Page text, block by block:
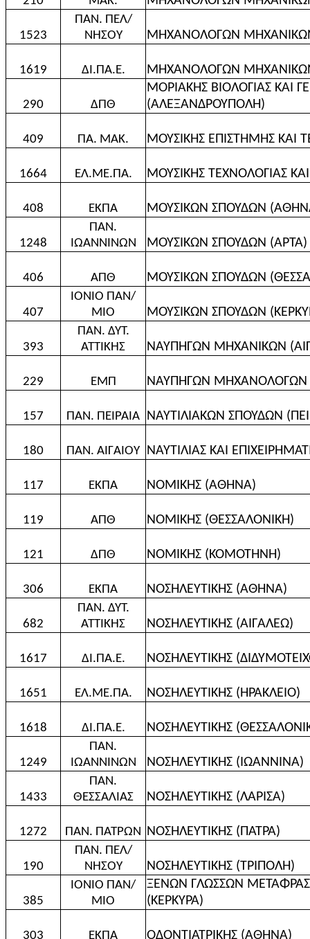
1523
ΠΑΝ. ΠΕΛ/
ΝΗΣΟΥ
ΜΗΧΑΝΟΛΟΓΩΝ
1619 ΔΙ.ΠΑ.Ε. ΜΗΧΑΝΟΛΟΓΩΝ
290 ΔΠΘ
ΜΟΡΙΑΚΗΣ ΒΙΟΛΟΓΙΑΣ ΚΑΙ
(ΑΛΕΞΑΝΔΡΟΥΠΟΛΗ)
409 ΠΑ. ΜΑΚ. ΜΟΥΣΙΚΗΣ ΕΠΙΣΤΗΜΗΣ ΚΑΙ
1664 ΕΛ.ΜΕ.ΠΑ. ΜΟΥΣΙΚΗΣ ΤΕΧΝΟΛΟΓΙΑΣ
408 ΕΚΠΑ ΜΟΥΣΙΚΩΝ ΣΠΟΥΔΩΝ
1248
ΠΑΝ.
ΙΩΑΝΝΙΝΩΝ
ΜΟΥΣΙΚΩΝ ΣΠΟΥΔΩΝ (ΑΡΤΑ)
406 ΑΠΘ ΜΟΥΣΙΚΩΝ ΣΠΟΥΔΩΝ
407
ΙΟΝΙΟ ΠΑΝ/
ΜΙΟ
ΜΟΥΣΙΚΩΝ ΣΠΟΥΔΩΝ
393
ΠΑΝ. ΔΥΤ.
ΑΤΤΙΚΗΣ
ΝΑΥΠΗΓΩΝ ΜΗΧΑΝΙΚΩΝ
229 ΕΜΠ ΝΑΥΠΗΓΩΝ
157 ΠΑΝ. ΠΕΙΡΑΙΑ ΝΑΥΤΙΛΙΑΚΩΝ ΣΠΟΥΔΩΝ
180 ΠΑΝ. ΑΙΓΑΙΟΥ ΝΑΥΤΙΛΙΑΣ ΚΑΙ
117 ΕΚΠΑ ΝΟΜΙΚΗΣ (ΑΘΗΝΑ)
119 ΑΠΘ ΝΟΜΙΚΗΣ (ΘΕΣΣΑΛΟΝΙΚΗ)
121 ΔΠΘ ΝΟΜΙΚΗΣ (ΚΟΜΟΤΗΝΗ)
306 ΕΚΠΑ ΝΟΣΗΛΕΥΤΙΚΗΣ (ΑΘΗΝΑ)
682
ΠΑΝ. ΔΥΤ.
ΑΤΤΙΚΗΣ
ΝΟΣΗΛΕΥΤΙΚΗΣ (ΑΙΓΑΛΕΩ)
1617 ΔΙ.ΠΑ.Ε. ΝΟΣΗΛΕΥΤΙΚΗΣ
1651 ΕΛ.ΜΕ.ΠΑ. ΝΟΣΗΛΕΥΤΙΚΗΣ (ΗΡΑΚΛΕΙΟ)
1618 ΔΙ.ΠΑ.Ε. ΝΟΣΗΛΕΥΤΙΚΗΣ
1249
ΠΑΝ.
ΙΩΑΝΝΙΝΩΝ
ΝΟΣΗΛΕΥΤΙΚΗΣ (ΙΩΑΝΝΙΝΑ)
1433
ΠΑΝ.
ΘΕΣΣΑΛΙΑΣ
ΝΟΣΗΛΕΥΤΙΚΗΣ (ΛΑΡΙΣΑ)
1272 ΠΑΝ. ΠΑΤΡΩΝ ΝΟΣΗΛΕΥΤΙΚΗΣ (ΠΑΤΡΑ)
190
ΠΑΝ. ΠΕΛ/
ΝΗΣΟΥ
ΝΟΣΗΛΕΥΤΙΚΗΣ (ΤΡΙΠΟΛΗ)
385
ΙΟΝΙΟ ΠΑΝ/
ΜΙΟ
ΞΕΝΩΝ ΓΛΩΣΣΩΝ
(ΚΕΡΚΥΡΑ)
303 ΕΚΠΑ ΟΔΟΝΤΙΑΤΡΙΚΗΣ (ΑΘΗΝΑ)